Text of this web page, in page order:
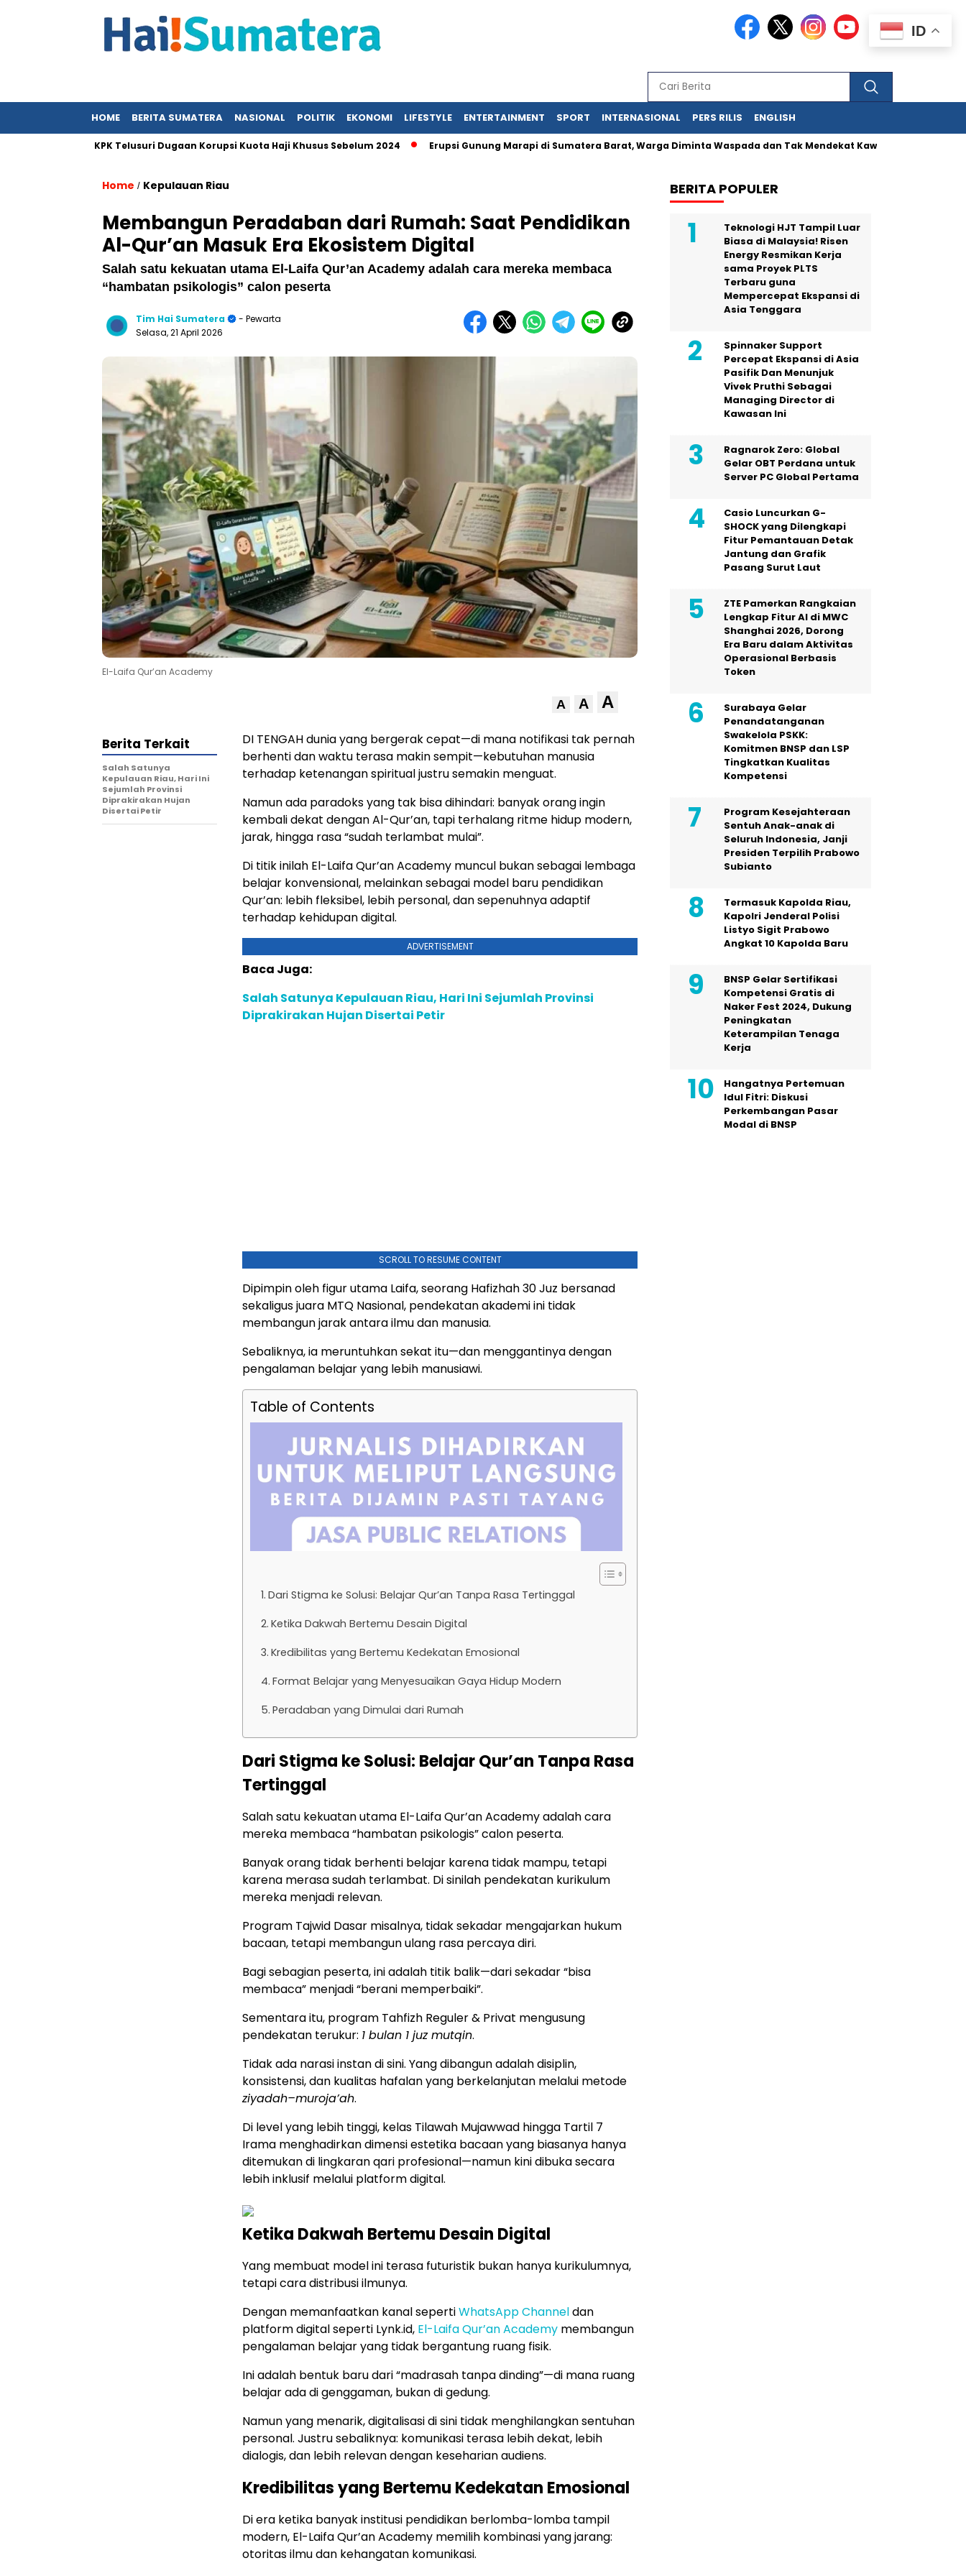
HOME BERITA SUMATERA NASIONAL POLITIK EKONOMI LIFESTYLE ENTERTAINMENT SPORT INTERNASIONAL PERS RILIS ENGLISH
KPK Telusuri Dugaan Korupsi Kuota Haji Khusus Sebelum 2024 Erupsi Gunung Marapi di Sumatera Barat, Warga Diminta Waspada dan Tak Mendekat Kawah
Home / Kepulauan Riau
Membangun Peradaban dari Rumah: Saat Pendidikan
Al-Qur’an Masuk Era Ekosistem Digital
Salah satu kekuatan utama El-Laifa Qur’an Academy adalah cara mereka membaca
“hambatan psikologis” calon peserta
Tim Hai Sumatera
- Pewarta
Selasa, 21 April 2026
El-Laifa Qur’an Academy
A A A
DI TENGAH dunia yang bergerak cepat—di mana notifikasi tak pernah
berhenti dan waktu terasa makin sempit—kebutuhan manusia
terhadap ketenangan spiritual justru semakin menguat.
Namun ada paradoks yang tak bisa dihindari: banyak orang ingin
kembali dekat dengan Al-Qur’an, tapi terhalang ritme hidup modern,
jarak, hingga rasa “sudah terlambat mulai”.
Di titik inilah El-Laifa Qur’an Academy muncul bukan sebagai lembaga
belajar konvensional, melainkan sebagai model baru pendidikan
Qur’an: lebih fleksibel, lebih personal, dan sepenuhnya adaptif
terhadap kehidupan digital.
ADVERTISEMENT
Baca Juga:
Salah Satunya Kepulauan Riau, Hari Ini Sejumlah Provinsi
Diprakirakan Hujan Disertai Petir
SCROLL TO RESUME CONTENT
Dipimpin oleh figur utama Laifa, seorang Hafizhah 30 Juz bersanad
sekaligus juara MTQ Nasional, pendekatan akademi ini tidak
membangun jarak antara ilmu dan manusia.
Sebaliknya, ia meruntuhkan sekat itu—dan menggantinya dengan
pengalaman belajar yang lebih manusiawi.
Table of Contents
Dari Stigma ke Solusi: Belajar Qur’an Tanpa Rasa Tertinggal
Ketika Dakwah Bertemu Desain Digital
Kredibilitas yang Bertemu Kedekatan Emosional
Format Belajar yang Menyesuaikan Gaya Hidup Modern
Peradaban yang Dimulai dari Rumah
Dari Stigma ke Solusi: Belajar Qur’an Tanpa Rasa
Tertinggal
Salah satu kekuatan utama El-Laifa Qur’an Academy adalah cara
mereka membaca “hambatan psikologis” calon peserta.
Banyak orang tidak berhenti belajar karena tidak mampu, tetapi
karena merasa sudah terlambat. Di sinilah pendekatan kurikulum
mereka menjadi relevan.
Program Tajwid Dasar misalnya, tidak sekadar mengajarkan hukum
bacaan, tetapi membangun ulang rasa percaya diri.
Bagi sebagian peserta, ini adalah titik balik—dari sekadar “bisa
membaca” menjadi “berani memperbaiki”.
Sementara itu, program Tahfizh Reguler & Privat mengusung
pendekatan terukur: 1 bulan 1 juz mutqin.
Tidak ada narasi instan di sini. Yang dibangun adalah disiplin,
konsistensi, dan kualitas hafalan yang berkelanjutan melalui metode
ziyadah–muroja’ah.
Di level yang lebih tinggi, kelas Tilawah Mujawwad hingga Tartil 7
Irama menghadirkan dimensi estetika bacaan yang biasanya hanya
ditemukan di lingkaran qari profesional—namun kini dibuka secara
lebih inklusif melalui platform digital.
Ketika Dakwah Bertemu Desain Digital
Yang membuat model ini terasa futuristik bukan hanya kurikulumnya,
tetapi cara distribusi ilmunya.
Dengan memanfaatkan kanal sepertiWhatsApp Channeldan
platform digital seperti Lynk.id, El-Laifa Qur’an Academy membangun
pengalaman belajar yang tidak bergantung ruang fisik.
Ini adalah bentuk baru dari “madrasah tanpa dinding”—di mana ruang
belajar ada di genggaman, bukan di gedung.
Namun yang menarik, digitalisasi di sini tidak menghilangkan sentuhan
personal. Justru sebaliknya: komunikasi terasa lebih dekat, lebih
dialogis, dan lebih relevan dengan keseharian audiens.
Kredibilitas yang Bertemu Kedekatan Emosional
Di era ketika banyak institusi pendidikan berlomba-lomba tampil
modern, El-Laifa Qur’an Academy memilih kombinasi yang jarang:
otoritas ilmu dan kehangatan komunikasi.
Berita Terkait
Salah Satunya
Kepulauan Riau, Hari Ini
Sejumlah Provinsi
Diprakirakan Hujan
Disertai Petir
BERITA POPULER
Teknologi HJT Tampil Luar
Biasa di Malaysia! Risen
Energy Resmikan Kerja
sama Proyek PLTS
Terbaru guna
Mempercepat Ekspansi di
Asia Tenggara
Spinnaker Support
Percepat Ekspansi di Asia
Pasifik Dan Menunjuk
Vivek Pruthi Sebagai
Managing Director di
Kawasan Ini
Ragnarok Zero: Global
Gelar OBT Perdana untuk
Server PC Global Pertama
Casio Luncurkan G-
SHOCK yang Dilengkapi
Fitur Pemantauan Detak
Jantung dan Grafik
Pasang Surut Laut
ZTE Pamerkan Rangkaian
Lengkap Fitur AI di MWC
Shanghai 2026, Dorong
Era Baru dalam Aktivitas
Operasional Berbasis
Token
Surabaya Gelar
Penandatanganan
Swakelola PSKK:
Komitmen BNSP dan LSP
Tingkatkan Kualitas
Kompetensi
Program Kesejahteraan
Sentuh Anak-anak di
Seluruh Indonesia, Janji
Presiden Terpilih Prabowo
Subianto
Termasuk Kapolda Riau,
Kapolri Jenderal Polisi
Listyo Sigit Prabowo
Angkat 10 Kapolda Baru
BNSP Gelar Sertifikasi
Kompetensi Gratis di
Naker Fest 2024, Dukung
Peningkatan
Keterampilan Tenaga
Kerja
Hangatnya Pertemuan
Idul Fitri: Diskusi
Perkembangan Pasar
Modal di BNSP
ID